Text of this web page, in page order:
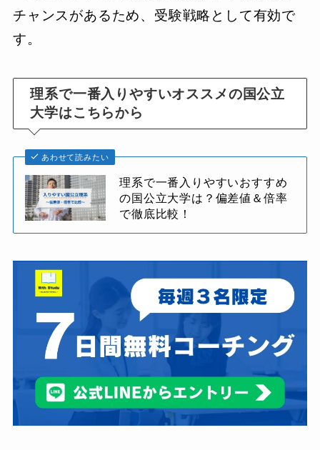
チャンスがあるため、受験戦略として有効で
す。
理系で一番入りやすいオススメの国公立
大学はこちらから
あわせて読みたい
理系で一番入りやすいおすすめ
の国公立大学は？偏差値＆倍率
で徹底比較！